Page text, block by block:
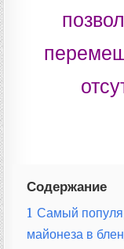
Содержание
1 Самый
майонеза в